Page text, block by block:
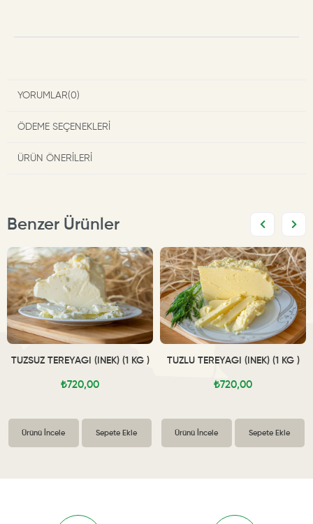
YORUMLAR(0)
ÖDEME SEÇENEKLERI
ÜRÜN ÖNERILERI
Benzer Ürünler
TUZSUZ TEREYAĞI (İNEK) (1 KG )
₺720,00
Sepete Ekle
Ürünü İncele
TUZLU TEREYAĞI (İNEK) (1 KG )
₺720,00
Sepete Ekle
Ürünü İncele